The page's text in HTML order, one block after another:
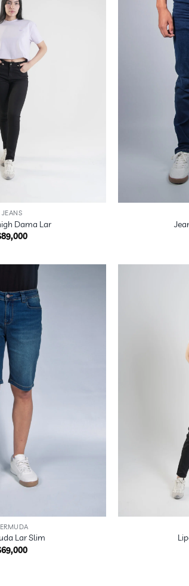
JEANS
Dama Lar
89,000
Lar Slim
69,000